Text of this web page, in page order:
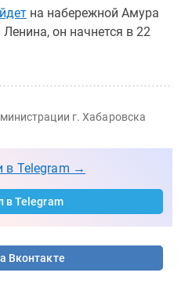
на набережной Амура
он начнется в 22
г. Хабаровска
в Telegram →
в Telegram
Вконтакте